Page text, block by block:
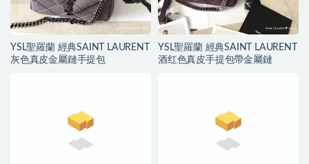
YSL聖羅蘭 經典SAINT LAURENT
灰色真皮金屬鏈手提包
YSL聖羅蘭 經典SAINT LAURENT
酒红色真皮手提包帶金屬鏈